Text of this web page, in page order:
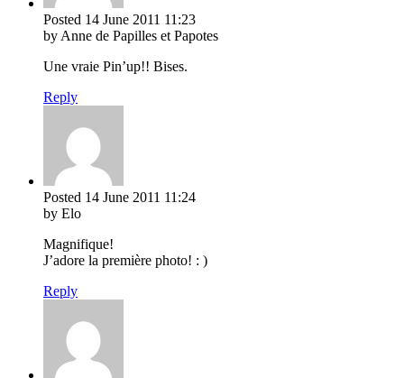
Posted 14 June 2011 11:23
by Anne de Papilles et Papotes
Une vraie Pin’up!! Bises.
Reply
Posted 14 June 2011 11:24
by Elo
Magnifique!
J’adore la première photo! : )
Reply